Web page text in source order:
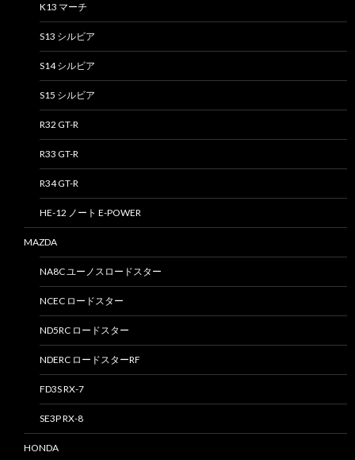
K13 マーチ
S13 シルビア
S14 シルビア
S15 シルビア
R32 GT-R
R33 GT-R
R34 GT-R
HE-12 ノート E-POWER
MAZDA
NA8C ユーノスロードスター
NCEC ロードスター
ND5RC ロードスター
NDERC ロードスターRF
FD3S RX-7
SE3P RX-8
HONDA